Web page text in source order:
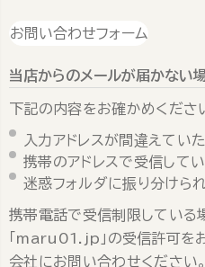
お問い合わせフォーム
当店からのメールが届かない
下記の内容をお確かめくださ
入力アドレスが間違えていた
携帯のアドレスで受信して
迷惑フォルダに振り分けら
携帯電話で受信制限している
「maru01.jp」の受信許可を
会社にお問い合わせください。